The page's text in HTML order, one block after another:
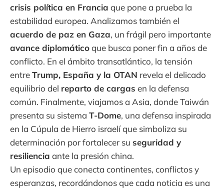
crisis política en Francia que pone a prueba la
estabilidad europea. Analizamos también el
acuerdo de paz en Gaza, un frágil pero importante
avance diplomáticoque busca poner fin a años de
conflicto. En el ámbito transatlántico, la tensión
entreTrump, España y la OTAN revela el delicado
equilibrio del reparto de cargas en la defensa
común. Finalmente, viajamos a Asia, donde Taiwán
presenta su sistema T-Dome, una defensa inspirada
en la Cúpula de Hierro israelí que simboliza su
determinación por fortalecer su seguridad y
resiliencia ante la presión china.
Un episodio que conecta continentes, conflictos y
esperanzas, recordándonos que cada noticia es una